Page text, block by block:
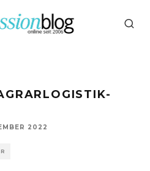
2022